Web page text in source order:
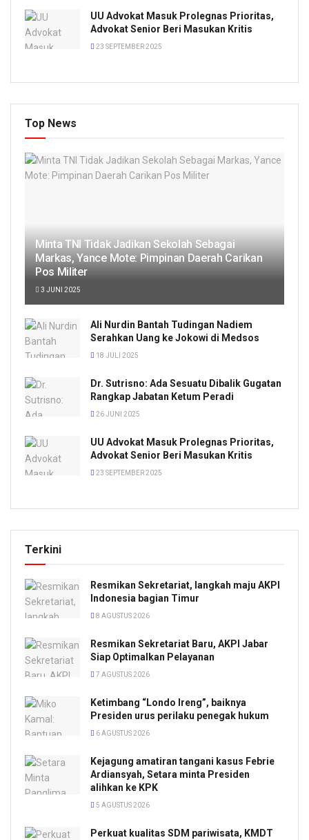
UU Advokat Masuk Prolegnas Prioritas,
Advokat Senior Beri Masukan Kritis
23 SEPTEMBER 2025
Top News
Minta TNI Tidak Jadikan Sekolah Sebagai
Markas, Yance Mote: Pimpinan Daerah Carikan
Pos Militer
3 JUNI 2025
Ali Nurdin Bantah Tudingan Nadiem
Serahkan Uang ke Jokowi di Medsos
18 JULI 2025
Dr. Sutrisno: Ada Sesuatu Dibalik Gugatan
Rangkap Jabatan Ketum Peradi
26 JUNI 2025
UU Advokat Masuk Prolegnas Prioritas,
Advokat Senior Beri Masukan Kritis
23 SEPTEMBER 2025
Terkini
Resmikan Sekretariat, langkah maju AKPI
Indonesia bagian Timur
8 AGUSTUS 2026
Resmikan Sekretariat Baru, AKPI Jabar
Siap Optimalkan Pelayanan
7 AGUSTUS 2026
Ketimbang “Londo Ireng”, baiknya
Presiden urus perilaku penegak hukum
6 AGUSTUS 2026
Kejagung amatiran tangani kasus Febrie
Ardiansyah, Setara minta Presiden
alihkan ke KPK
5 AGUSTUS 2026
Perkuat kualitas SDM pariwisata, KMDT